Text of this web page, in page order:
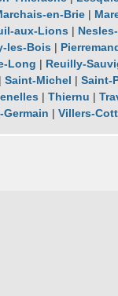
en-Brie |
aux-Lions |
les-Bois |
Long | Reuilly-
| Saint-Michel | Saint-
| Thiernu |
|Villers-